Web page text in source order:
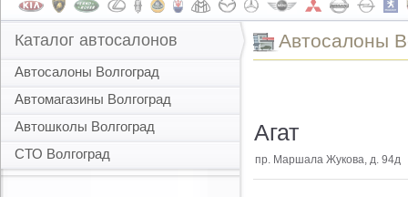
Каталог автосалонов
Автосалоны Волгоград
Автомагазины Волгоград
Автошколы Волгоград
СТО Волгоград
Автоcалоны
Агат
пр. Маршала Жукова, д. 94д